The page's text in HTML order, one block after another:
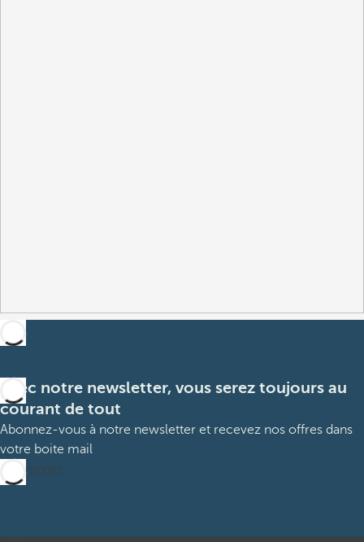
Avec notre newsletter, vous serez toujours au
courant de tout
Abonnez-vous à notre newsletter et recevez nos offres dans
votre boite mail
M’abonner